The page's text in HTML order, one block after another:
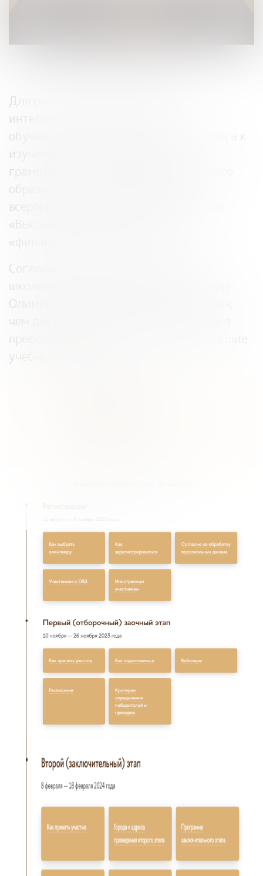
Для развития и укрепления
интеллектуального потенциала
обучающихся, стимулирования интереса к
изучению вопросов финансовой
грамотности в рамках программ общего
образования ежегодно проводится
всероссийская олимпиада школьников
«Высшая проба» по направлению
«финансовая грамотность»
Согласно проекту перечня олимпиад
школьников на 2023/2024 учебный год
Олимпиаде присвоен I уровень, в связи с
чем дипломанты Олимпиады обладают
преференциями при поступлении в высшие
учебные заведения.